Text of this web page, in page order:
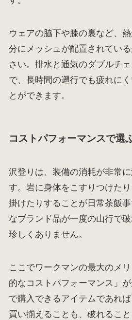
ウェアの脇下や膝の裏など、
分にメッシュが配置されてい
さい。排水と通気のダブルチ
で、長時間の遡行でも疲れに
とができます。
コストパフォーマンスで選
沢登りは、装備の消耗が非常
す。岩に身体をこすりつけた
掛けたりすることが日常茶飯
なブランド品が一度の山行で
珍しくありません。
ここでワークマンの最大のメ
的なコストパフォーマンス」
で購入できるアイテムであれ
買い揃えることも、破れるこ